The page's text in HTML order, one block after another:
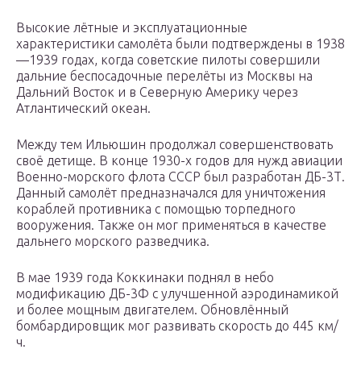
Высокие лётные и эксплуатационные
характеристики самолёта были подтверждены в 1938
—1939 годах, когда советские пилоты совершили
дальние беспосадочные перелёты из Москвы на
Дальний Восток и в Северную Америку через
Атлантический океан.
Между тем Ильюшин продолжал совершенствовать
своё детище. В конце 1930-х годов для нужд авиации
Военно-морского флота СССР был разработан ДБ-3Т.
Данный самолёт предназначался для уничтожения
кораблей противника с помощью торпедного
вооружения. Также он мог применяться в качестве
дальнего морского разведчика.
В мае 1939 года Коккинаки поднял в небо
модификацию ДБ-3Ф с улучшенной аэродинамикой
и более мощным двигателем. Обновлённый
бомбардировщик мог развивать скорость до 445 км/
ч.